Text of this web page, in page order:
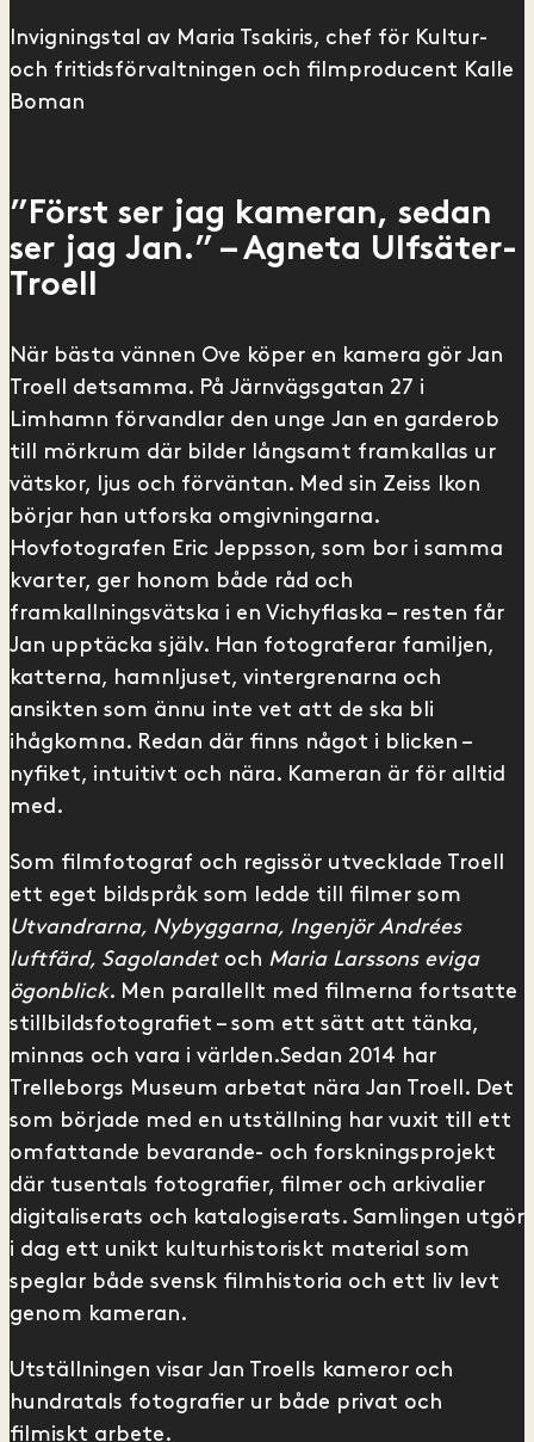
Invigningstal av Maria Tsakiris, chef för Kultur-
och fritidsförvaltningen och filmproducent Kalle
Boman
”Först ser jag kameran, sedan
ser jag Jan.” – Agneta Ulfsäter-
Troell
När bästa vännen Ove köper en kamera gör Jan
Troell detsamma. På Järnvägsgatan 27 i
Limhamn förvandlar den unge Jan en garderob
till mörkrum där bilder långsamt framkallas ur
vätskor, ljus och förväntan. Med sin Zeiss Ikon
börjar han utforska omgivningarna.
Hovfotografen Eric Jeppsson, som bor i samma
kvarter, ger honom både råd och
framkallningsvätska i en Vichyflaska – resten får
Jan upptäcka själv. Han fotograferar familjen,
katterna, hamnljuset, vintergrenarna och
ansikten som ännu inte vet att de ska bli
ihågkomna. Redan där finns något i blicken –
nyfiket, intuitivt och nära. Kameran är för alltid
med.
Som filmfotograf och regissör utvecklade Troell
ett eget bildspråk som ledde till filmer som
Utvandrarna, Nybyggarna, Ingenjör Andrées
luftfärd, Sagolandet och Maria Larssons eviga
ögonblick. Men parallellt med filmerna fortsatte
stillbildsfotografiet – som ett sätt att tänka,
minnas och vara i världen.Sedan 2014 har
Trelleborgs Museum arbetat nära Jan Troell. Det
som började med en utställning har vuxit till ett
omfattande bevarande- och forskningsprojekt
där tusentals fotografier, filmer och arkivalier
digitaliserats och katalogiserats. Samlingen utgör
i dag ett unikt kulturhistoriskt material som
speglar både svensk filmhistoria och ett liv levt
genom kameran.
Utställningen visar Jan Troells kameror och
hundratals fotografier ur både privat och
filmiskt arbete.